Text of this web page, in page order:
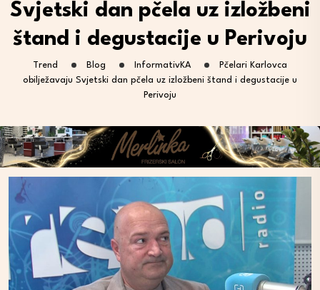
Svjetski dan pčela uz izložbeni
štand i degustacije u Perivoju
Trend Blog InformativKA
Pčelari Karlovca
obilježavaju Svjetski dan pčela uz izložbeni štand i degustacije u
Perivoju